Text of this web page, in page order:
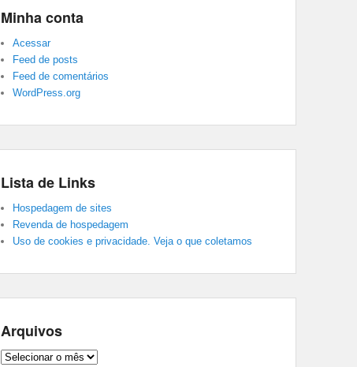
Minha conta
Acessar
Feed de posts
Feed de comentários
WordPress.org
Lista de Links
Hospedagem de sites
Revenda de hospedagem
Uso de cookies e privacidade. Veja o que coletamos
Arquivos
Arquivos